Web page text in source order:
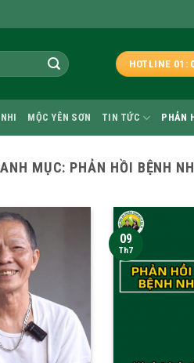
HOTLINE 01:
MỘC YÊN SƠN TIN TỨC PHẢN
MỤC: PHẢN HỒI BỆNH
09
Th7